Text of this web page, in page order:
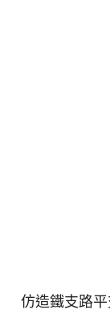
仿造鐵支路